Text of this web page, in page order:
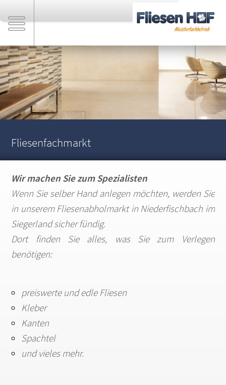
Fliesenfachmarkt
Wir machen Sie zum Spezialisten
Wenn Sie selber Hand anlegen möchten, werden Sie
in unserem Fliesenabholmarkt in Niederfischbach im
Siegerland sicher fündig.
Dort finden Sie alles, was Sie zum Verlegen
benötigen:
preiswerte und edle Fliesen
Kleber
Kanten
Spachtel
und vieles mehr.